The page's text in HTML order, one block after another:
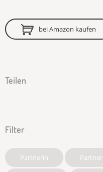
bei Amazon kaufen
Teilen
Filter
Partnerin Partner